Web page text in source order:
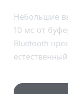
Небольшие
10 мс от
Bluetooth